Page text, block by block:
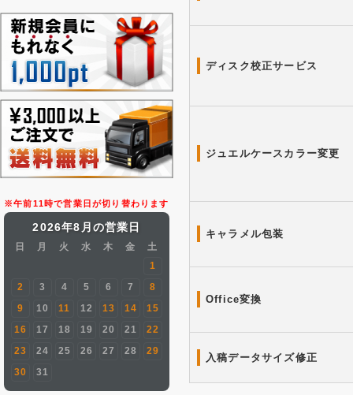
※午前11時で営業日が切り替わります
2026年8月の営業日
日 月 火 水 木 金
土
1
2
3 4 5 6 7
8
9
10 11 12 13 14
15
16
17 18 19 20 21
22
23
24 25 26 27 28
29
30
31
ディスク校正サービス
ジュエルケースカラー変更
キャラメル包装
Office変換
入稿データサイズ修正